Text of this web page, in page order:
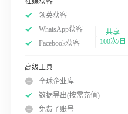
领英获客
WhatsApp获客
Facebook获客
共享
100次/日
高级工具
全球企业库
数据导出(按需充值)
免费子账号